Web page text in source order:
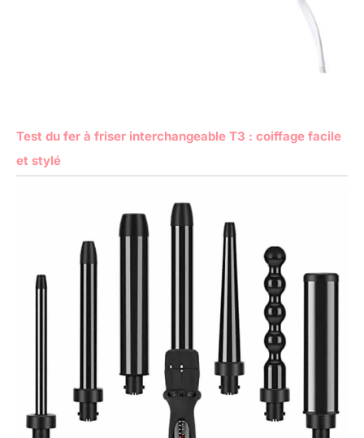
Test du fer à friser interchangeable T3 : coiffage facile
et stylé